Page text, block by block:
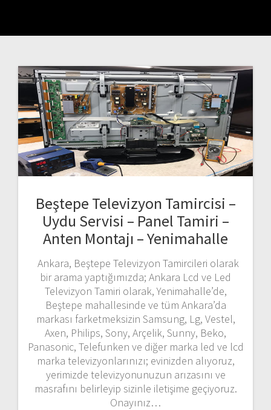
Beştepe Televizyon Tamircisi –
Uydu Servisi – Panel Tamiri –
Anten Montajı – Yenimahalle
Ankara, Beştepe Televizyon Tamircileri olarak
bir arama yaptığımızda; Ankara Lcd ve Led
Televizyon Tamiri olarak, Yenimahalle’de,
Beştepe mahallesinde ve tüm Ankara’da
markası farketmeksizin Samsung, Lg, Vestel,
Axen, Philips, Sony, Arçelik, Sunny, Beko,
Panasonic, Telefunken ve diğer marka led ve lcd
marka televizyonlarınızı; evinizden alıyoruz,
yerimizde televizyonunuzun arızasını ve
masrafını belirleyip sizinle iletişime geçiyoruz.
Onayınız…